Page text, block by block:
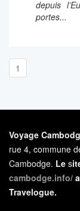
depuis
portes...
1
Voyage
rue 4, commune
Cambodge. Le s
cambodge.info/
Travelogue.